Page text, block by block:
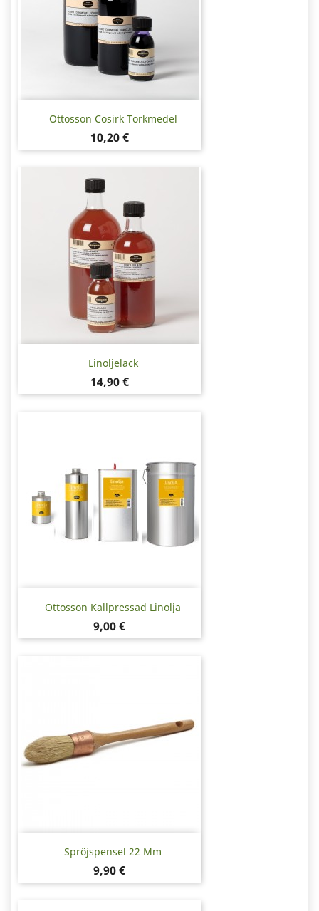
Ottosson Cosirk Torkmedel
Pris
10,20 €
Linoljelack
Pris
14,90 €
Ottosson Kallpressad Linolja
Pris
9,00 €
Spröjspensel 22 Mm
Pris
9,90 €